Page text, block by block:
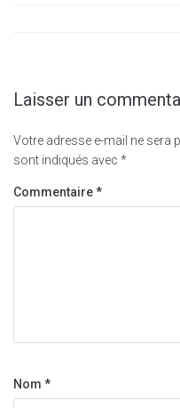
Laisser un
Votre adresse e-mail ne sera
sont indiqués avec *
Commentaire*
Nom *